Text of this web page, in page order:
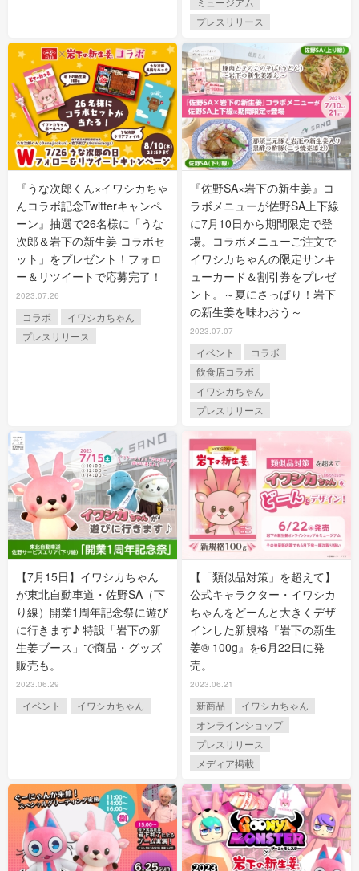
プレスリリース
『うな次郎くん×イワシカちゃ
んコラボ記念Twitterキャンペ
ーン』抽選で26名様に「うな
次郎＆岩下の新生姜 コラボセ
ット」をプレゼント！フォロ
ー＆リツイートで応募完了！
2023.07.26
コラボ
イワシカちゃん
プレスリリース
『佐野SA×岩下の新生姜』コ
ラボメニューが佐野SA上下線
に7月10日から期間限定で登
場。コラボメニューご注文で
イワシカちゃんの限定サンキ
ューカード＆割引券をプレゼ
ント。～夏にさっぱり！岩下
の新生姜を味わおう～
2023.07.07
イベント
コラボ
飲食店コラボ
イワシカちゃん
プレスリリース
【7月15日】イワシカちゃん
が東北自動車道・佐野SA（下
り線）開業1周年記念祭に遊び
に行きます♪ 特設「岩下の新
生姜ブース」で商品・グッズ
販売も。
2023.06.29
イベント イワシカちゃん
【「類似品対策」を超えて】
公式キャラクター・イワシカ
ちゃんをどーんと大きくデザ
インした新規格『岩下の新生
姜® 100g』を6月22日に発
売。
2023.06.21
新商品
イワシカちゃん
オンラインショップ
プレスリリース
メディア掲載